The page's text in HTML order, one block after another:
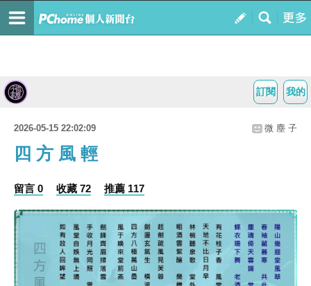
我的
訂閱
2026-05-15 22:02:09 微 塵 子
四 方 風 輕
留言 0 收藏 72 推薦 117